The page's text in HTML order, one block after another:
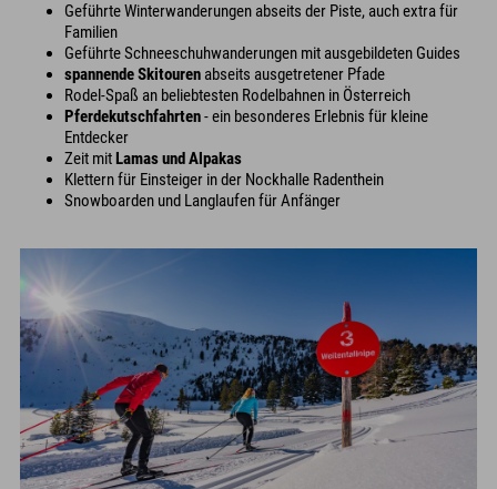
Geführte Winterwanderungen abseits der Piste, auch extra für
Familien
Geführte Schneeschuhwanderungen mit ausgebildeten Guides
spannende Skitouren abseits ausgetretener Pfade
Rodel-Spaß an beliebtesten Rodelbahnen in Österreich
Pferdekutschfahrten- ein besonderes Erlebnis für kleine
Entdecker
Zeit mitLamas und Alpakas
Klettern für Einsteiger in der Nockhalle Radenthein
Snowboarden und Langlaufen für Anfänger